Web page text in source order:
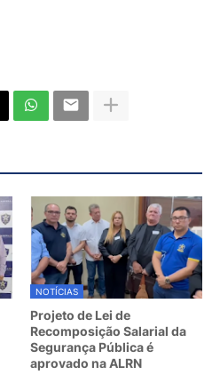
NOTÍCIAS
Projeto de Lei de
Recomposição Salarial da
Segurança Pública é
aprovado na ALRN